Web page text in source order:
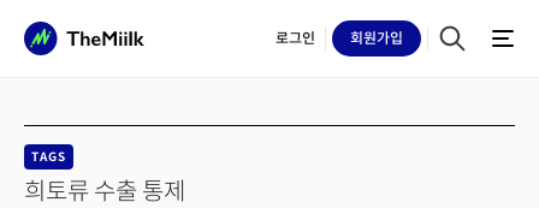
로그인 회원가입
TAGS
희토류 수출 통제